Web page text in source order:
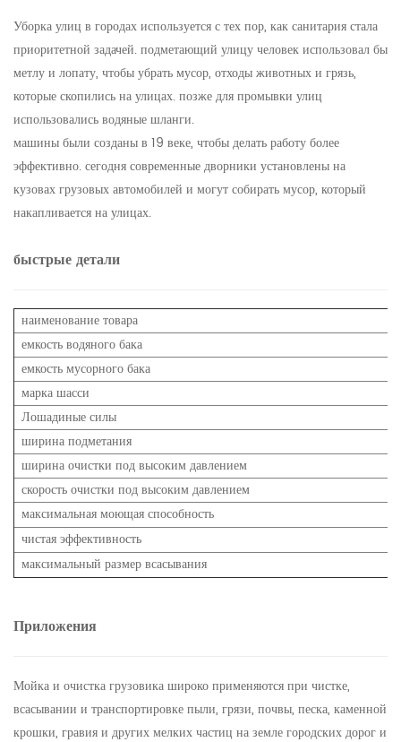
Уборка улиц в городах используется с тех пор, как санитария стала
приоритетной задачей. подметающий улицу человек использовал бы
метлу и лопату, чтобы убрать мусор, отходы животных и грязь,
которые скопились на улицах. позже для промывки улиц
использовались водяные шланги.
машины были созданы в 19 веке, чтобы делать работу более
эффективно. сегодня современные дворники установлены на
кузовах грузовых автомобилей и могут собирать мусор, который
накапливается на улицах.
быстрые детали
наименование товара
емкость водяного бака
емкость мусорного бака
марка шасси
Лошадиные силы
ширина подметания
ширина очистки под высоким давлением
скорость очистки под высоким давлением
максимальная моющая способность
чистая эффективность
максимальный размер всасывания
Приложения
Мойка и очистка грузовика широко применяются при чистке,
всасывании и транспортировке пыли, грязи, почвы, песка, каменной
крошки, гравия и других мелких частиц на земле городских дорог и